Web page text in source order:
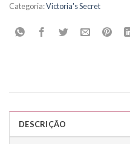
Categoria:Victoria's Secret
DESCRIÇÃO